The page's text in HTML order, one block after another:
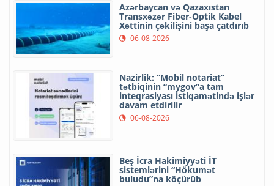
Azərbaycan və Qazaxıstan
Transxəzər Fiber-Optik Kabel
Xəttinin çəkilişini başa çatdırıb
06-08-2026
Nazirlik: “Mobil notariat”
tətbiqinin “mygov”a tam
inteqrasiyası istiqamətində işlər
davam etdirilir
06-08-2026
Beş İcra Hakimiyyəti İT
sistemlərini “Hökumət
buludu”na köçürüb